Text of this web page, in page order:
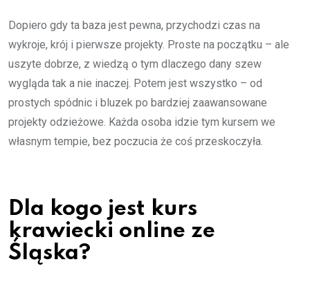
Dopiero gdy ta baza jest pewna, przychodzi czas na
wykroje, krój i pierwsze projekty. Proste na początku – ale
uszyte dobrze, z wiedzą o tym dlaczego dany szew
wygląda tak a nie inaczej. Potem jest wszystko – od
prostych spódnic i bluzek po bardziej zaawansowane
projekty odzieżowe. Każda osoba idzie tym kursem we
własnym tempie, bez poczucia że coś przeskoczyła.
Dla kogo jest kurs
krawiecki online ze
Śląska?